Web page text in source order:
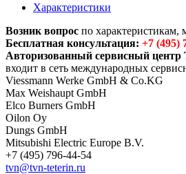
Характеристики
Возник вопрос по характеристикам,
Бесплатная консультация: +7 (495)
Авторизованный сервисный центр
входит в сеть международных
Viessmann Werke GmbH & Co.KG
Max Weishaupt GmbH
Elco Burners GmbH
Oilon Oy
Dungs GmbH
Mitsubishi Electric Europe B.V.
+7 (495) 796-44-54
tvn@tvn-teterin.ru